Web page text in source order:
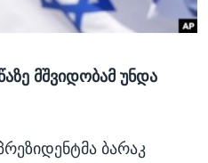
მშვიდობამ უნდა
ბარაკ